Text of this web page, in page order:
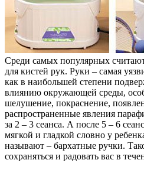
Среди самых популярных
для кистей рук. Руки – самая
как в наибольшей степени
влиянию окружающей среды,
шелушение, покраснение,
распространенные явления
за 2 – 3 сеанса. А после 5 – 6
мягкой и гладкой словно у
называют – бархатные ручки.
сохраняться и радовать вас в